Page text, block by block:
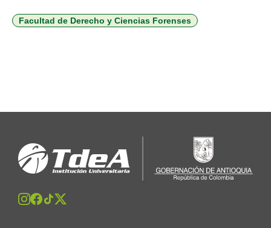
del TdeA Institución […]
Facultad de Derecho y Ciencias Forenses